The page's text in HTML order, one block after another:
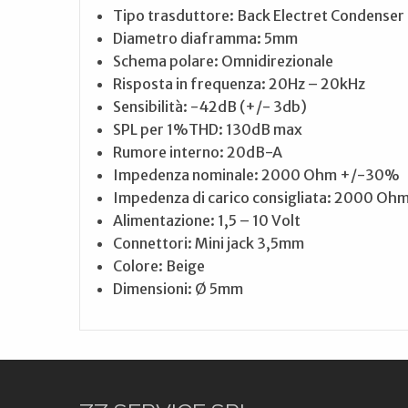
Tipo trasduttore: Back Electret Condenser
Diametro diaframma: 5mm
Schema polare: Omnidirezionale
Risposta in frequenza: 20Hz – 20kHz
Sensibilità: -42dB (+/- 3db)
SPL per 1%THD: 130dB max
Rumore interno: 20dB-A
Impedenza nominale: 2000 Ohm +/-30%
Impedenza di carico consigliata: 2000
Alimentazione: 1,5 – 10 Volt
Connettori: Mini jack 3,5mm
Colore: Beige
Dimensioni: Ø 5mm